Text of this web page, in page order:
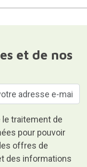
et de nos
le traitement de
pour pouvoir
offres de
des informations